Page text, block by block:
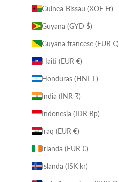
Guinea-Bissau (XOF Fr)
Guyana (GYD $)
Guyana francese (EUR €)
Haiti (EUR €)
Honduras (HNL L)
India (INR ₹)
Indonesia (IDR Rp)
Iraq (EUR €)
Irlanda (EUR €)
Islanda (ISK kr)